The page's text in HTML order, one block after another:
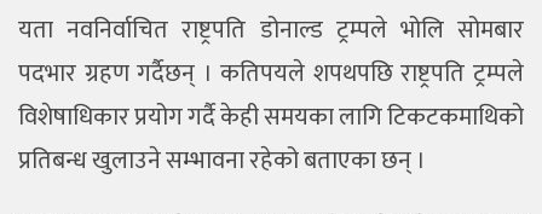
यता नवनिर्वाचित राष्ट्रपति डोनाल्ड ट्रम्पले भोलि सोमबार
पदभार ग्रहण गर्दैछन् । कतिपयले शपथपछि राष्ट्रपति ट्रम्पले
विशेषाधिकार प्रयोग गर्दै केही समयका लागि टिकटकमाथिको
प्रतिबन्ध खुलाउने सम्भावना रहेको बताएका छन् ।